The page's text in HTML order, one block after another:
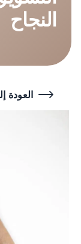
النجاح
العودة